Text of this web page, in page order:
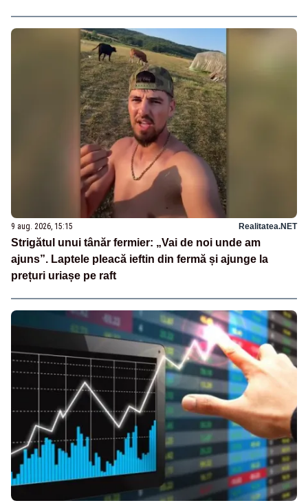
9 aug. 2026, 15:15 Realitatea.NET
Strigătul unui tânăr fermier: „Vai de noi unde am
ajuns”. Laptele pleacă ieftin din fermă și ajunge la
prețuri uriașe pe raft